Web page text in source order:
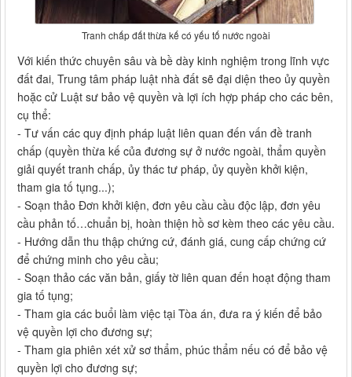
Tranh chấp đất thừa kế có yếu tố nước ngoài
Với kiến thức chuyên sâu và bề dày kinh nghiệm trong lĩnh vực
đất đai, Trung tâm pháp luật nhà đất sẽ đại diện theo ủy quyền
hoặc cử Luật sư bảo vệ quyền và lợi ích hợp pháp cho các bên,
cụ thể:
- Tư vấn các quy định pháp luật liên quan đến vấn đề tranh
chấp (quyền thừa kế của đương sự ở nước ngoài, thẩm quyền
giải quyết tranh chấp, ủy thác tư pháp, ủy quyền khởi kiện,
tham gia tố tụng...);
- Soạn thảo Đơn khởi kiện, đơn yêu cầu cầu độc lập, đơn yêu
cầu phản tố…chuẩn bị, hoàn thiện hồ sơ kèm theo các yêu cầu.
- Hướng dẫn thu thập chứng cứ, đánh giá, cung cấp chứng cứ
để chứng minh cho yêu cầu;
- Soạn thảo các văn bản, giấy tờ liên quan đến hoạt động tham
gia tố tụng;
- Tham gia các buổi làm việc tại Tòa án, đưa ra ý kiến để bảo
vệ quyền lợi cho đương sự;
- Tham gia phiên xét xử sơ thẩm, phúc thẩm nếu có để bảo vệ
quyền lợi cho đương sự;